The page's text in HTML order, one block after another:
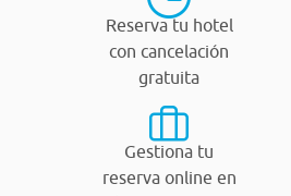
Reserva tu hotel
con cancelación
gratuita
Gestiona tu
reserva online en